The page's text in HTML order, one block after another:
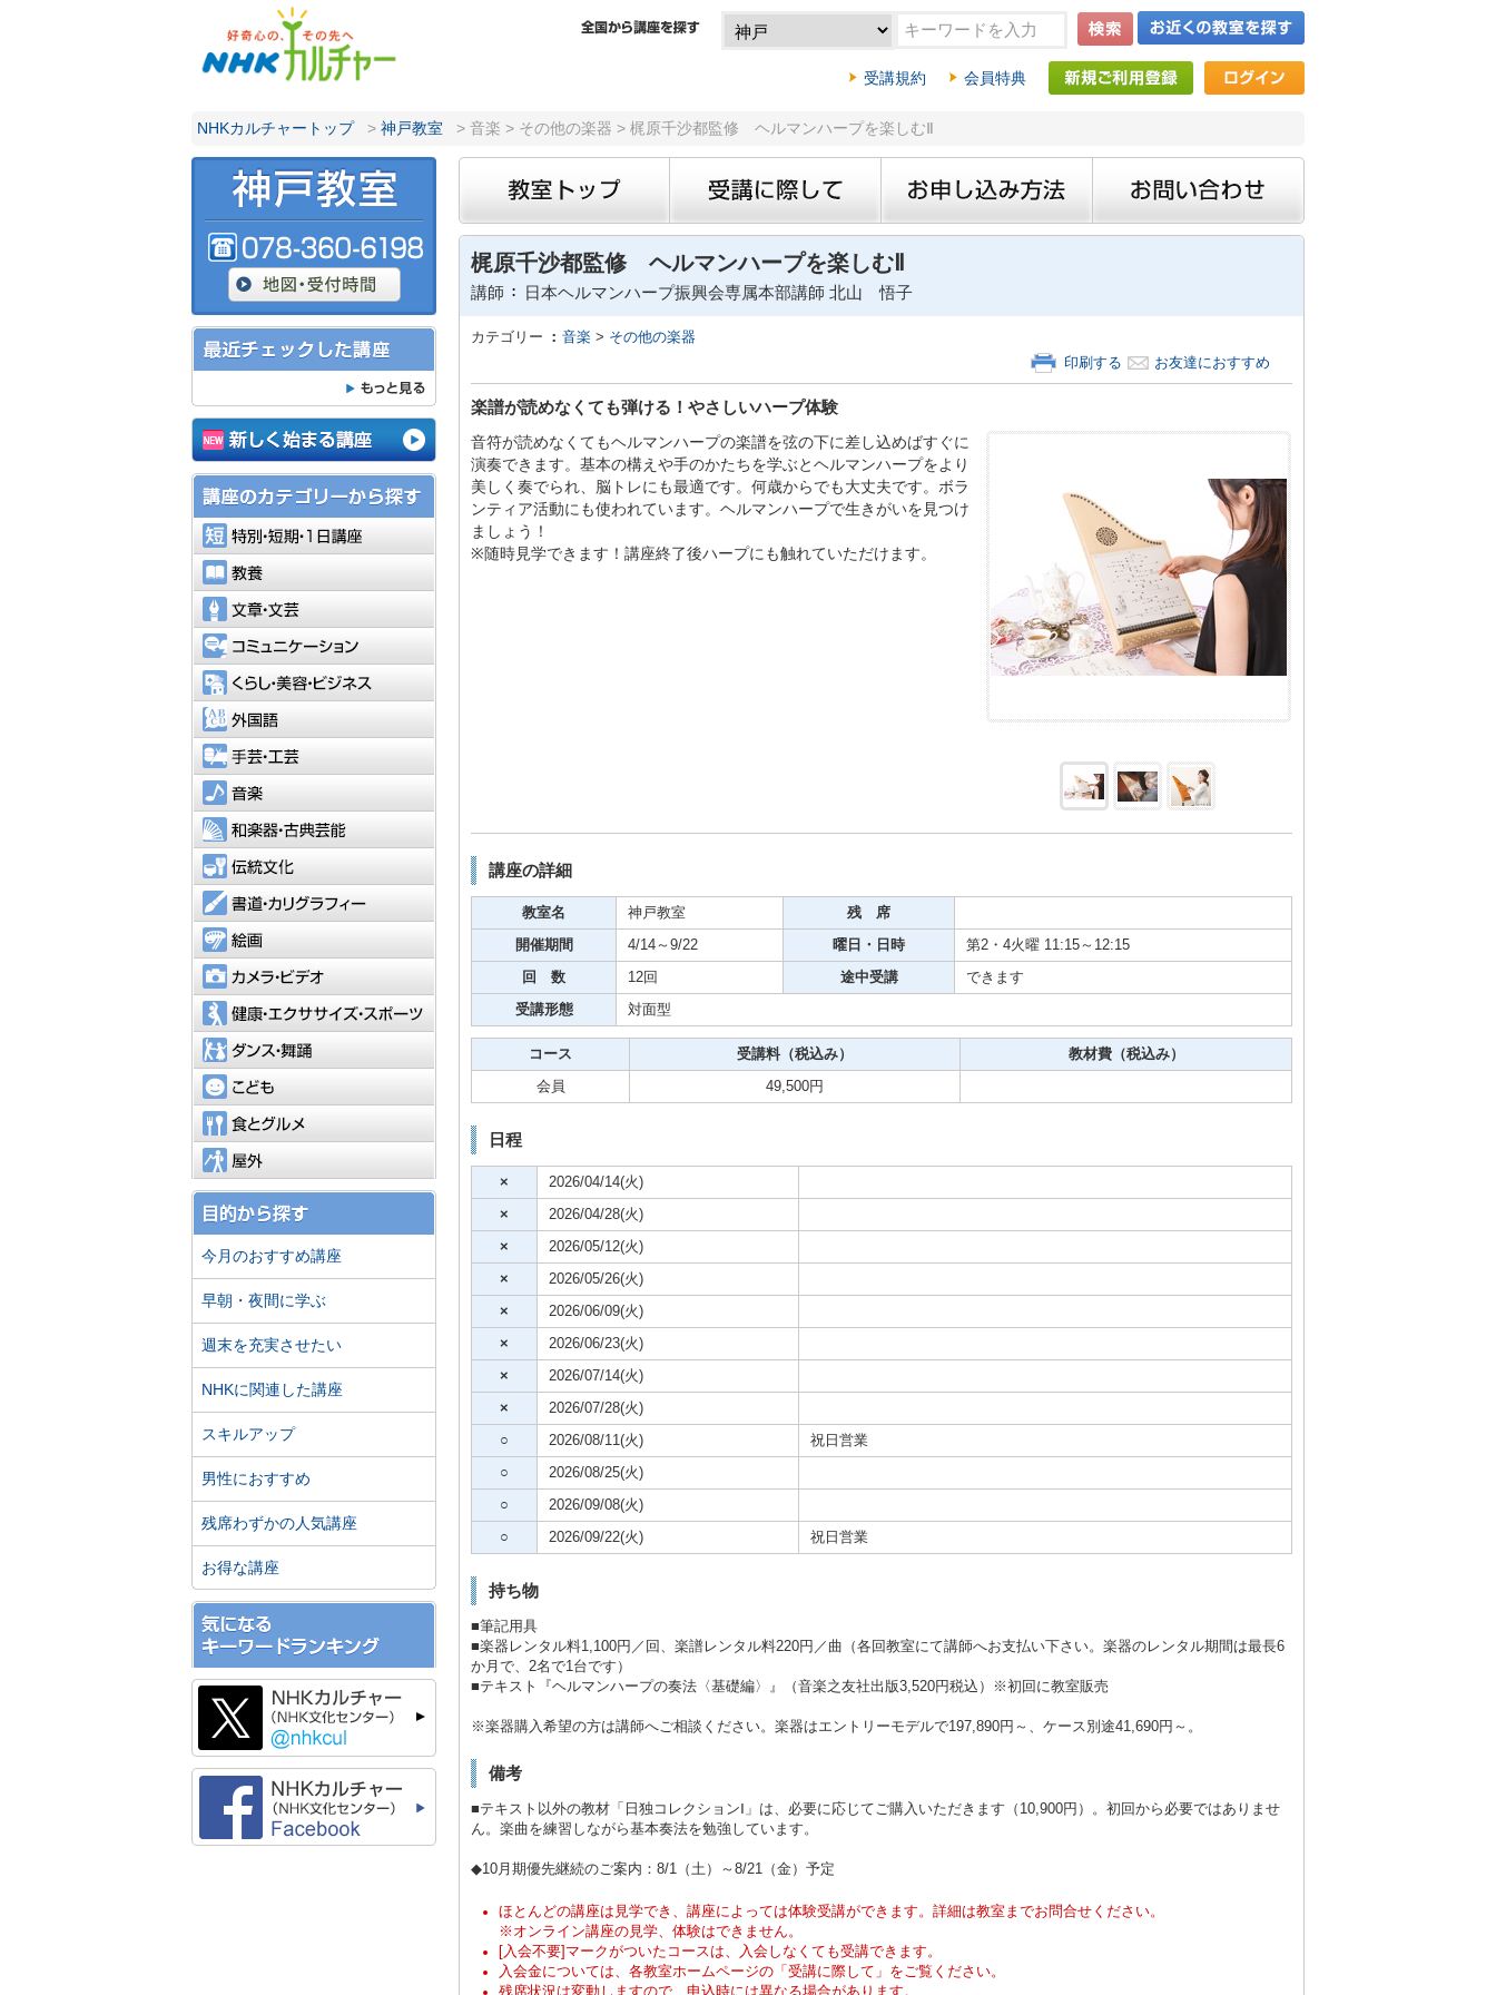
受講規約 会員特典
NHKカルチャートップ > 神戸教室 > 音楽 > その他の楽器 > 梶原千沙都監修 ヘルマンハープを楽しむⅡ
梶原千沙都監修 ヘルマンハープを楽しむⅡ
講師 日本ヘルマンハープ振興会専属本部講師 北山 悟子
カテゴリー 音楽> その他の楽器
印刷する
お友達におすすめ
楽譜が読めなくても弾ける！やさしいハープ体験
音符が読めなくてもヘルマンハープの楽譜を弦の下に差し込めばすぐに
演奏できます。基本の構えや手のかたちを学ぶとヘルマンハープをより
美しく奏でられ、脳トレにも最適です。何歳からでも大丈夫です。ボラ
ンティア活動にも使われています。ヘルマンハープで生きがいを見つけ
ましょう！
※随時見学できます！講座終了後ハープにも触れていただけます。
講座の詳細
教室名 神戸教室 残 席
開催期間 4/14～9/22 曜日・日時 第2・4火曜 11:15～12:15
回 数 12回 途中受講 できます
受講形態 対面型
コース 受講料（税込み） 教材費（税込み）
会員 49,500円
日程
× 2026/04/14(火)
× 2026/04/28(火)
× 2026/05/12(火)
× 2026/05/26(火)
× 2026/06/09(火)
× 2026/06/23(火)
× 2026/07/14(火)
× 2026/07/28(火)
○ 2026/08/11(火) 祝日営業
○ 2026/08/25(火)
○ 2026/09/08(火)
○ 2026/09/22(火) 祝日営業
持ち物
■筆記用具
■楽器レンタル料1,100円／回、楽譜レンタル料220円／曲（各回教室にて講師へお支払い下さい。楽器のレンタル期間は最長6
か月で、2名で1台です）
■テキスト『ヘルマンハープの奏法〈基礎編〉』（音楽之友社出版3,520円税込）※初回に教室販売
※楽器購入希望の方は講師へご相談ください。楽器はエントリーモデルで197,890円～、ケース別途41,690円～。
備考
■テキスト以外の教材「日独コレクションⅠ」は、必要に応じてご購入いただきます（10,900円）。初回から必要ではありませ
ん。楽曲を練習しながら基本奏法を勉強しています。
◆10月期優先継続のご案内：8/1（土）～8/21（金）予定
ほとんどの講座は見学でき、講座によっては体験受講ができます。詳細は教室までお問合せください。
※オンライン講座の見学、体験はできません。
[入会不要]マークがついたコースは、入会しなくても受講できます。
入会金については、各教室ホームページの「受講に際して」をご覧ください。
残席状況は変動しますので、申込時には異なる場合があります。
特別・短期・1日講座
伝統文化
書道・カリグラフィー
カメラ・ビデオ
健康・エクササイズ・スポーツ
ダンス・舞踊
今月のおすすめ講座
早朝・夜間に学ぶ
週末を充実させたい
NHKに関連した講座
スキルアップ
男性におすすめ
残席わずかの人気講座
お得な講座